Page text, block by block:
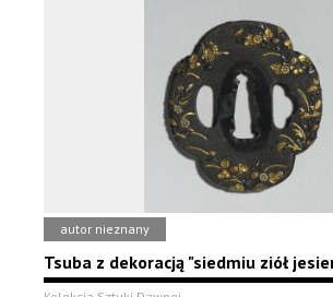
autor nieznany
Tsuba z dekoracją "siedmiu ziół